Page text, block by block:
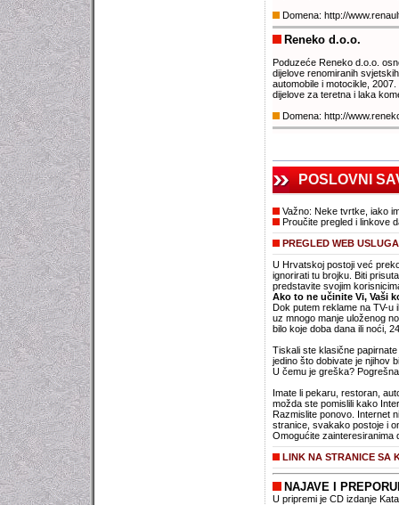
Domena: http://
Reneko d.o.o.
Poduzeće Reneko d.o.o.
dijelove renomiranih
automobile i motocikle,
dijelove za teretna i laka
Domena: http://
POSLOVNI
Važno: Neke tvrtke, iako
Proučite pregled i linkove
PREGLED WEB
U Hrvatskoj postoji već
ignorirati tu brojku. Biti
predstavite svojim
Ako to ne učinite Vi, Vaši
Dok putem reklame na TV-u
uz mnogo manje uloženog
bilo koje doba dana ili noći,
Tiskali ste klasične
jedino što dobivate je njihov
U čemu je greška?
Imate li pekaru, restoran,
možda ste pomislili kako
Razmislite ponovo. Internet
stranice, svakako postoje i
Omogućite zainteresiranima
LINK NA STRANICE SA
NAJAVE I
U pripremi je CD izdanje